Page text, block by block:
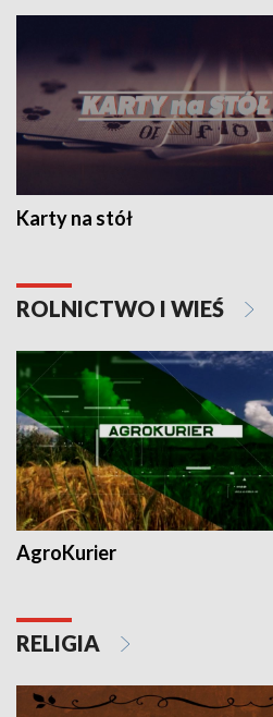
Karty na stół
ROLNICTWO I WIEŚ
AgroKurier
RELIGIA